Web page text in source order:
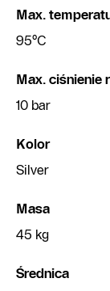
Max.
95°C
Max. ciśnienie
10 bar
Kolor
Silver
Masa
45 kg
Średnica